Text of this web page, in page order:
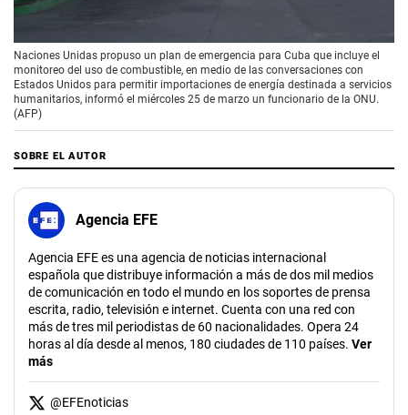
Naciones Unidas propuso un plan de emergencia para Cuba que incluye el
monitoreo del uso de combustible, en medio de las conversaciones con
Estados Unidos para permitir importaciones de energía destinada a servicios
humanitarios, informó el miércoles 25 de marzo un funcionario de la ONU.
(AFP)
SOBRE EL AUTOR
Agencia EFE
Agencia EFE es una agencia de noticias internacional
española que distribuye información a más de dos mil medios
de comunicación en todo el mundo en los soportes de prensa
escrita, radio, televisión e internet. Cuenta con una red con
más de tres mil periodistas de 60 nacionalidades. Opera 24
horas al día desde al menos, 180 ciudades de 110 países. Ver
más
@EFEnoticias